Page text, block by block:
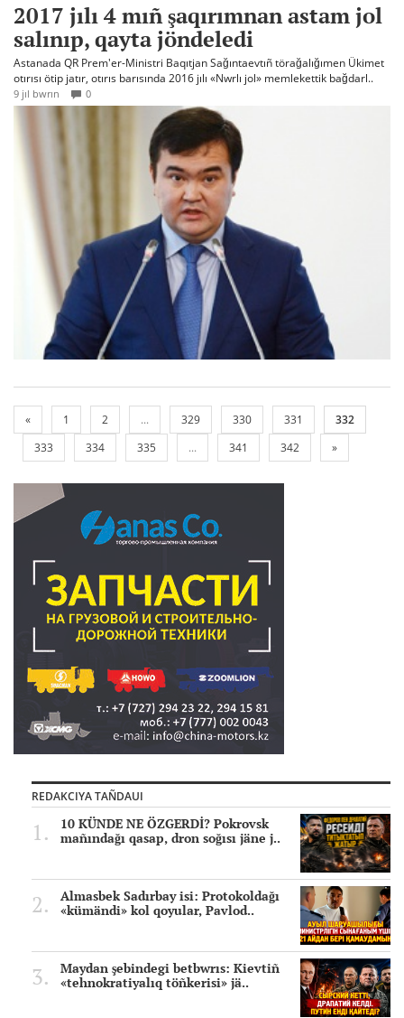
2017 jılı 4 mıñ şaqırımnan astam jol
salınıp, qayta jöndeledi
Astanada QR Prem'er-Ministri Baqıtjan Sağıntaevtıñ törağalığımen Ükimet
otırısı ötip jatır, otırıs barısında 2016 jılı «Nwrlı jol» memlekettik bağdarl..
9 jıl bwrın 0
« 1 2 ... 329 330 331
332
333
334 335 ... 341 342 »
REDAKCIYA TAÑDAUI
10 KÜNDE NE ÖZGERDİ? Pokrovsk
mañındağı qasap, dron soğısı jäne j..
Almasbek Sadırbay isi: Protokoldağı
«kümändi» kol qoyular, Pavlod..
Maydan şebindegi betbwrıs: Kievtiñ
«tehnokratiyalıq töñkerisi» jä..